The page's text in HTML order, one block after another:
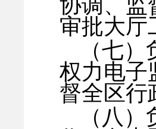
协调、监
审批大厅
（七
权力电子
督全区行
（八